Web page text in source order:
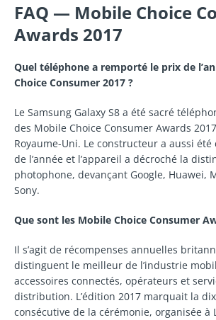
FAQ — Mobile Choice
Awards 2017
Quel téléphone a remporté le prix de
Choice Consumer 2017 ?
Le Samsung Galaxy S8 a été sacré
des Mobile Choice Consumer Awards
Royaume-Uni. Le constructeur a aussi
de l’année et l’appareil a décroché la
photophone, devançant Google, Huawei,
Sony.
Que sont les Mobile Choice Consumer
Il s’agit de récompenses annuelles
distinguent le meilleur de l’industrie
accessoires connectés, opérateurs et
distribution. L’édition 2017 marquait la
consécutive de la cérémonie, organisée à